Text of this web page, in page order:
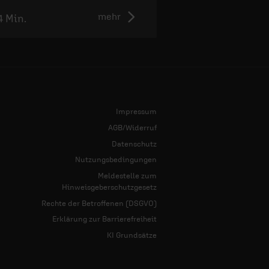
mehr
Min.
Impressum
AGB/Widerruf
Datenschutz
Nutzungsbedingungen
Meldestelle zum
Hinweisgeberschutzgesetz
Rechte der Betroffenen (DSGVO)
Erklärung zur Barrierefreiheit
KI Grundsätze